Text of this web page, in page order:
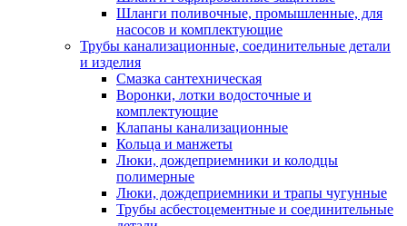
Шланги поливочные, промышленные, для
насосов и комплектующие
Трубы канализационные, соединительные детали
и изделия
Смазка сантехническая
Воронки, лотки водосточные и
комплектующие
Клапаны канализационные
Кольца и манжеты
Люки, дождеприемники и колодцы
полимерные
Люки, дождеприемники и трапы чугунные
Трубы асбестоцементные и соединительные